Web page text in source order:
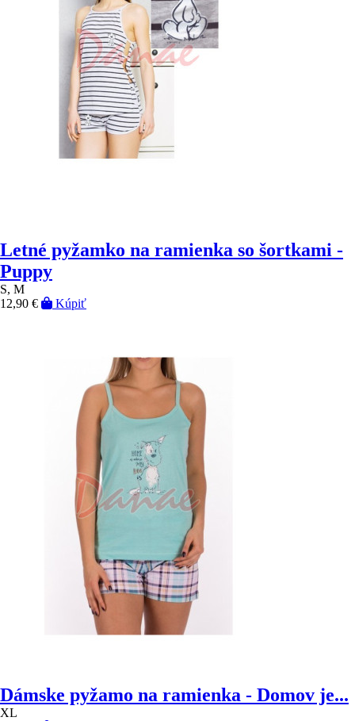
Letné pyžamko na ramienka so šortkami -
Puppy
S, M
12,90 €
Kúpiť
Dámske pyžamo na ramienka - Domov je...
XL